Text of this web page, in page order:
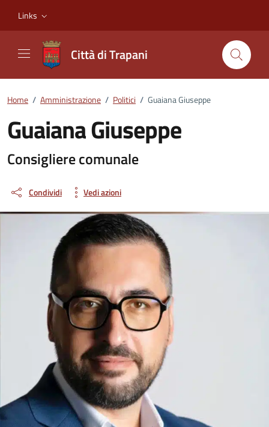
Links
Città di Trapani
Home / Amministrazione / Politici / Guaiana Giuseppe
Guaiana Giuseppe
Dettagli della persona
Consigliere comunale
Condividi Vedi azioni